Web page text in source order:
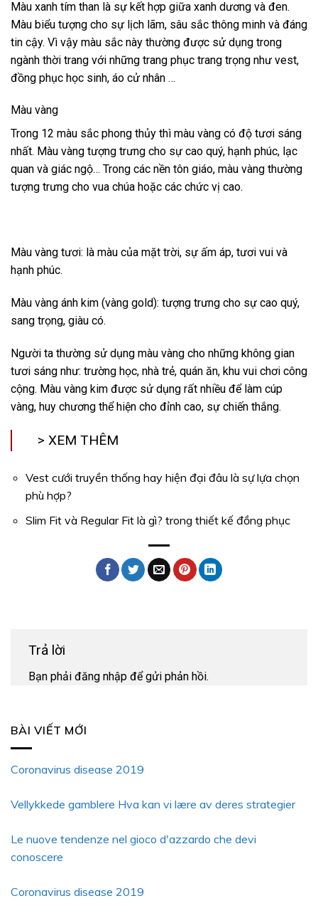
BÀI VIẾT MỚI
Coronavirus disease 2019
Vellykkede gamblere Hva kan vi lære av deres strategier
Le nuove tendenze nel gioco d'azzardo che devi
conoscere
Coronavirus disease 2019
Màu xanh tím than là sự kết hợp giữa xanh dương và đen.
Màu biểu tượng cho sự lịch lãm, sâu sắc thông minh và đáng
tin cậy. Vì vậy màu sắc này thường được sử dụng trong
ngành thời trang với những trang phục trang trọng như vest,
đồng phục học sinh, áo cử nhân …
Màu vàng
Trong 12 màu sắc phong thủy thì màu vàng có độ tươi sáng
nhất. Màu vàng tượng trưng cho sự cao quý, hạnh phúc, lạc
quan và giác ngộ… Trong các nền tôn giáo, màu vàng thường
tượng trưng cho vua chúa hoặc các chức vị cao.
Màu vàng tươi: là màu của mặt trời, sự ấm áp, tươi vui và
hạnh phúc.
Màu vàng ánh kim (vàng gold): tượng trưng cho sự cao quý,
sang trọng, giàu có.
Người ta thường sử dụng màu vàng cho những không gian
tươi sáng như: trường học, nhà trẻ, quán ăn, khu vui chơi công
cộng. Màu vàng kim được sử dụng rất nhiều để làm cúp
vàng, huy chương thể hiện cho đỉnh cao, sự chiến thắng.
> XEM THÊM
Vest cưới truyền thống hay hiện đại đâu là sự lựa chọn
phù hợp?
Slim Fit và Regular Fit là gì? trong thiết kế đồng phục
Trả lời
Bạn phải đăng nhập để gửi phản hồi.